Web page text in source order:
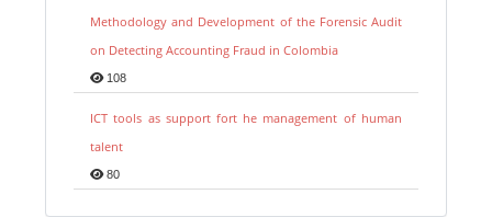
Methodology and Development of the Forensic Audit
on Detecting Accounting Fraud in Colombia
108
ICT tools as support fort he management of human
talent
80